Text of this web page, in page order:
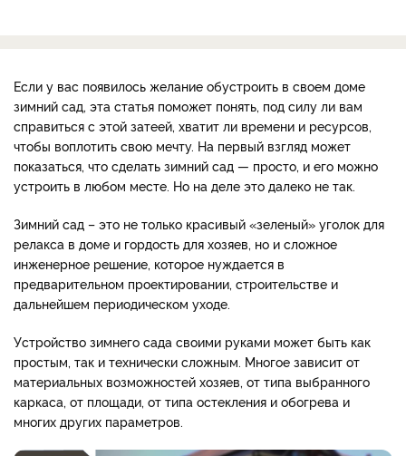
Если у вас появилось желание обустроить в своем доме
зимний сад, эта статья поможет понять, под силу ли вам
справиться с этой затеей, хватит ли времени и ресурсов,
чтобы воплотить свою мечту. На первый взгляд может
показаться, что сделать зимний сад — просто, и его можно
устроить в любом месте. Но на деле это далеко не так.
Зимний сад – это не только красивый «зеленый» уголок для
релакса в доме и гордость для хозяев, но и сложное
инженерное решение, которое нуждается в
предварительном проектировании, строительстве и
дальнейшем периодическом уходе.
Устройство зимнего сада своими руками может быть как
простым, так и технически сложным. Многое зависит от
материальных возможностей хозяев, от типа выбранного
каркаса, от площади, от типа остекления и обогрева и
многих других параметров.